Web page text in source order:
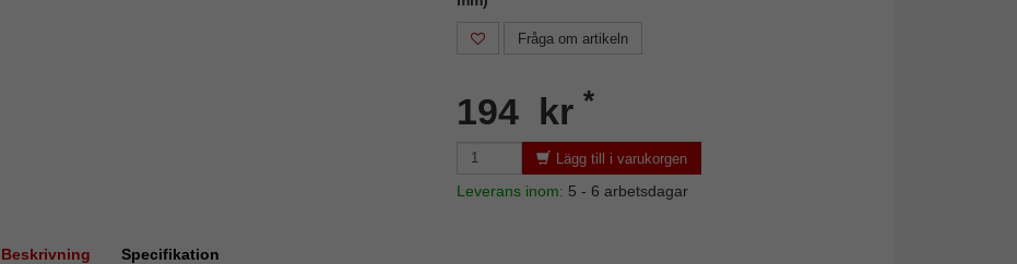
Fråga om artikeln
194 kr *
Lägg till i varukorgen
Leverans inom: 5 - 6 arbetsdagar
Beskrivning Specifikation